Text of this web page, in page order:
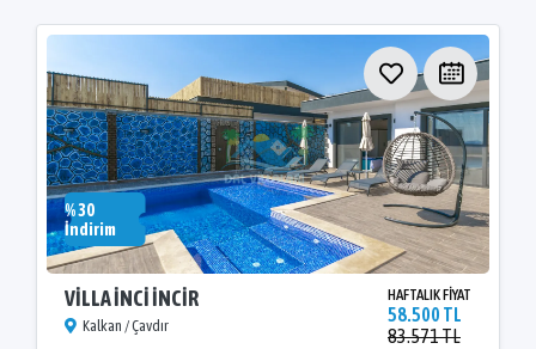
% 30
İndirim
VİLLA İNCİ İNCİR
Kalkan / Çavdır
HAFTALIK FİYAT
58.500 TL
83.571 TL